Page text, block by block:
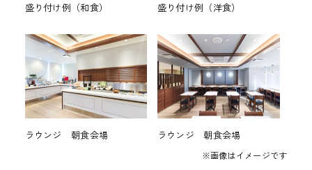
盛り付け例（和食） 盛り付け例（洋食）
ラウンジ 朝食会場 ラウンジ 朝食会場
※画像はイメージです